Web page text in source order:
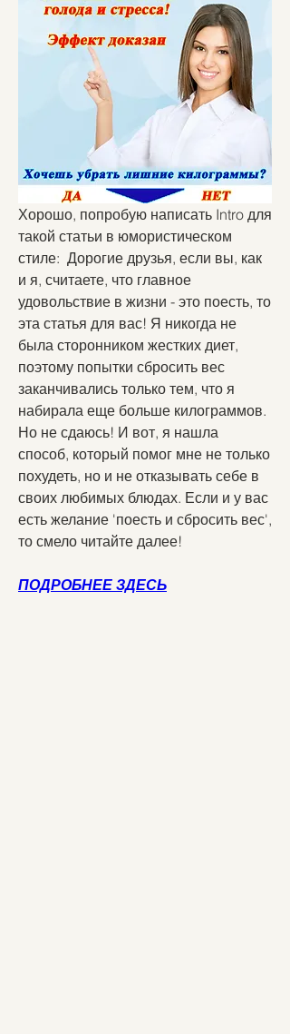
Хорошо, попробую написать Intro для
такой статьи в юмористическом
стиле:  Дорогие друзья, если вы, как
и я, считаете, что главное
удовольствие в жизни - это поесть, то
эта статья для вас! Я никогда не
была сторонником жестких диет,
поэтому попытки сбросить вес
заканчивались только тем, что я
набирала еще больше килограммов.
Но не сдаюсь! И вот, я нашла
способ, который помог мне не только
похудеть, но и не отказывать себе в
своих любимых блюдах. Если и у вас
есть желание 'поесть и сбросить вес',
то смело читайте далее!
ПОДРОБНЕЕ ЗДЕСЬ